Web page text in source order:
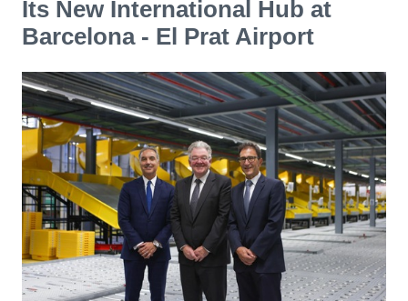
Its New International Hub at
Barcelona - El Prat Airport